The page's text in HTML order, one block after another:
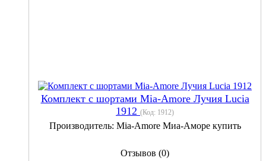
Комплект с шортами Mia-Amore Лучия Lucia
1912 (Код: 1912)
Производитель: Mia-Amore Миа-Аморе купить
Отзывов (0)